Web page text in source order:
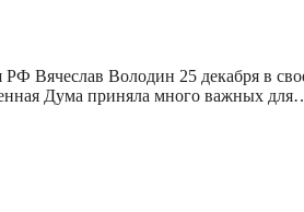
Вячеслав Володин 25 декабря в
Дума приняла много важных